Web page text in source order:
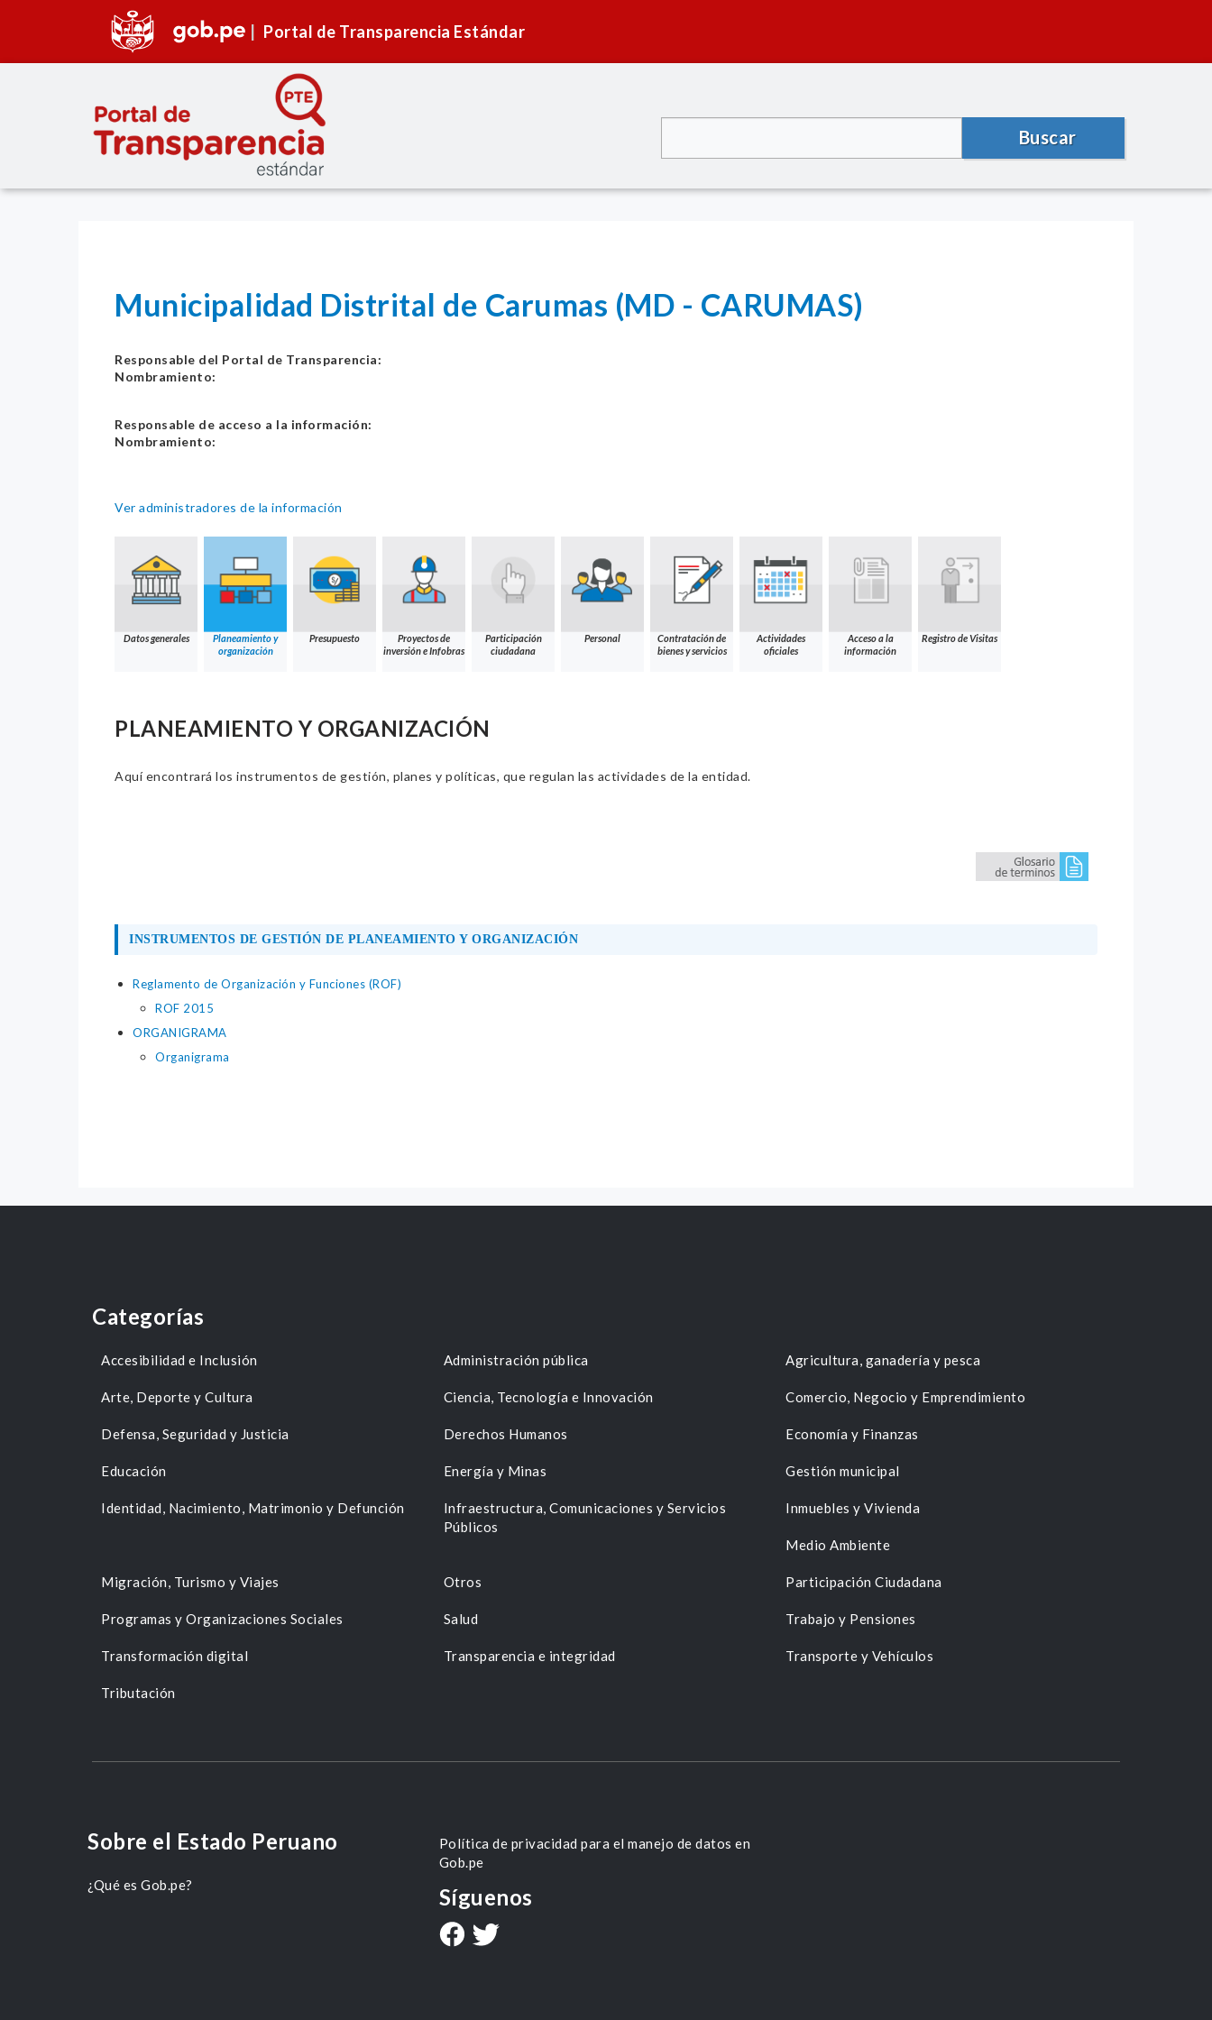
Portal de Transparencia Estándar
Buscar
Municipalidad Distrital de Carumas (MD - CARUMAS)
Responsable del Portal de Transparencia:
Nombramiento:
Responsable de acceso a la información:
Nombramiento:
Ver administradores de la información
Datos generales
Planeamiento y
organización
Presupuesto
Proyectos de
inversión e Infobras
Participación
ciudadana
Personal
Contratación de
bienes y servicios
Actividades
oficiales
Acceso a la
información
Registro de Visitas
PLANEAMIENTO Y ORGANIZACIÓN
Aquí encontrará los instrumentos de gestión, planes y políticas, que regulan las actividades de la entidad.
INSTRUMENTOS DE GESTIÓN DE PLANEAMIENTO Y ORGANIZACIÓN
Reglamento de Organización y Funciones (ROF)
ROF 2015
ORGANIGRAMA
Organigrama
Categorías
Accesibilidad e Inclusión Administración pública Agricultura, ganadería y pesca
Arte, Deporte y Cultura Ciencia, Tecnología e Innovación Comercio, Negocio y Emprendimiento
Defensa, Seguridad y Justicia Derechos Humanos Economía y Finanzas
Educación Energía y Minas Gestión municipal
Identidad, Nacimiento, Matrimonio y Defunción
Infraestructura, Comunicaciones y Servicios
Públicos
Inmuebles y Vivienda
Medio Ambiente
Migración, Turismo y Viajes Otros Participación Ciudadana
Programas y Organizaciones Sociales Salud Trabajo y Pensiones
Transformación digital Transparencia e integridad Transporte y Vehículos
Tributación
Sobre el Estado Peruano
¿Qué es Gob.pe?
Política de privacidad para el manejo de datos en
Gob.pe
Síguenos